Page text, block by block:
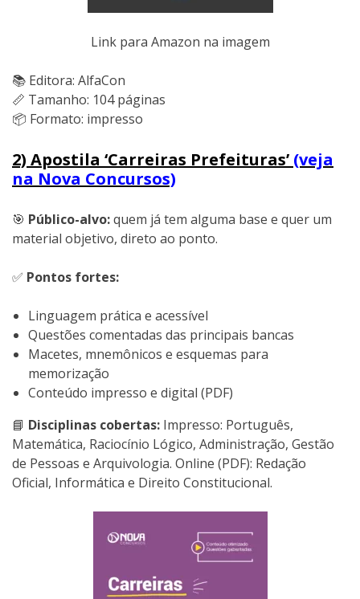
Link para Amazon na imagem
📚 Editora: AlfaCon
📏 Tamanho: 104 páginas
📦 Formato: impresso
2) Apostila ‘Carreiras Prefeituras’ (veja
na Nova Concursos)
🎯 Público-alvo:quem já tem alguma base e quer um
material objetivo, direto ao ponto.
✅ Pontos fortes:
Linguagem prática e acessível
Questões comentadas das principais bancas
Macetes, mnemônicos e esquemas para
memorização
Conteúdo impresso e digital (PDF)
📘 Disciplinas cobertas: Impresso: Português,
Matemática, Raciocínio Lógico, Administração, Gestão
de Pessoas e Arquivologia. Online (PDF): Redação
Oficial, Informática e Direito Constitucional.